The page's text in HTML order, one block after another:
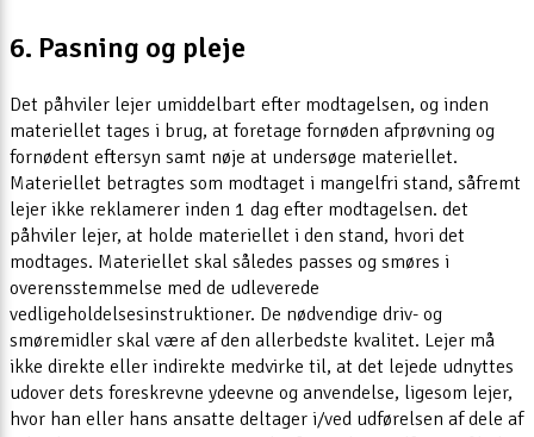
6. Pasning og pleje
Det påhviler lejer umiddelbart efter modtagelsen, og inden
materiellet tages i brug, at foretage fornøden afprøvning og
fornødent eftersyn samt nøje at undersøge materiellet.
Materiellet betragtes som modtaget i mangelfri stand, såfremt
lejer ikke reklamerer inden 1 dag efter modtagelsen. det
påhviler lejer, at holde materiellet i den stand, hvori det
modtages. Materiellet skal således passes og smøres i
overensstemmelse med de udleverede
vedligeholdelsesinstruktioner. De nødvendige driv- og
smøremidler skal være af den allerbedste kvalitet. Lejer må
ikke direkte eller indirekte medvirke til, at det lejede udnyttes
udover dets foreskrevne ydeevne og anvendelse, ligesom lejer,
hvor han eller hans ansatte deltager i/ved udførelsen af dele af